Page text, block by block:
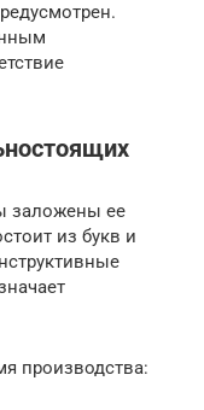
заложены ее
из букв и
производства: